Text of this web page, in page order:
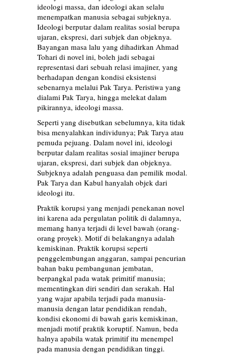
ideologi massa, dan ideologi akan selalu
menempatkan manusia sebagai subjeknya.
Ideologi berputar dalam realitas sosial berupa
ujaran, ekspresi, dari subjek dan objeknya.
Bayangan masa lalu yang dihadirkan Ahmad
Tohari di novel ini, boleh jadi sebagai
representasi dari sebuah relasi imajiner, yang
berhadapan dengan kondisi eksistensi
sebenarnya melalui Pak Tarya. Peristiwa yang
dialami Pak Tarya, hingga melekat dalam
pikirannya, ideologi massa.
Seperti yang disebutkan sebelumnya, kita tidak
bisa menyalahkan individunya; Pak Tarya atau
pemuda pejuang. Dalam novel ini, ideologi
berputar dalam realitas sosial imajiner berupa
ujaran, ekspresi, dari subjek dan objeknya.
Subjeknya adalah penguasa dan pemilik modal.
Pak Tarya dan Kabul hanyalah objek dari
ideologi itu.
Praktik korupsi yang menjadi penekanan novel
ini karena ada pergulatan politik di dalamnya,
memang hanya terjadi di level bawah (orang-
orang proyek). Motif di belakangnya adalah
kemiskinan. Praktik korupsi seperti
penggelembungan anggaran, sampai pencurian
bahan baku pembangunan jembatan,
berpangkal pada watak primitif manusia;
mementingkan diri sendiri dan serakah. Hal
yang wajar apabila terjadi pada manusia-
manusia dengan latar pendidikan rendah,
kondisi ekonomi di bawah garis kemiskinan,
menjadi motif praktik koruptif. Namun, beda
halnya apabila watak primitif itu menempel
pada manusia dengan pendidikan tinggi.